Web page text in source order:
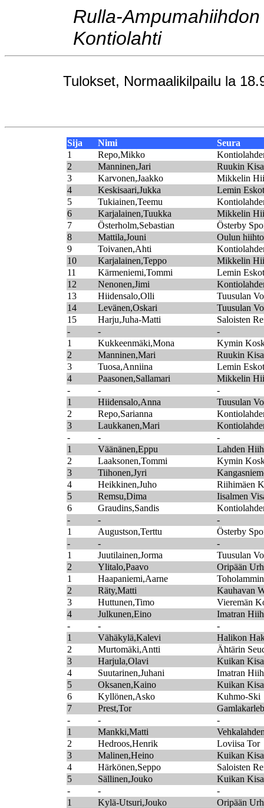
Rulla-
Kontiolahti
Tulokset, Normaalikilpailu la
Sija Nimi
Seura
1
Repo,Mikko
2
Manninen,Jari
Ruukin Kisa
3
Karvonen,Jaakko
Mikkelin
4
Keskisaari,Jukka
Lemin Eskot
5
Tukiainen,Teemu
6
Karjalainen,Tuukka
Mikkelin
7
Österholm,Sebastian
Österby
8
Mattila,Jouni
Oulun
9
Toivanen,Ahti
10
Karjalainen,Teppo
Mikkelin
11
Kärmeniemi,Tommi
Lemin Eskot
12
Nenonen,Jimi
13
Hiidensalo,Olli
Tuusulan
14
Levänen,Oskari
Tuusulan
15
Harju,Juha-Matti
Saloisten
-
-
-
1
Kukkeenmäki,Mona
Kymin
2
Manninen,Mari
Ruukin Kisa
3
Tuosa,Anniina
Lemin Eskot
4
Paasonen,Sallamari
Mikkelin
-
-
-
1
Hiidensalo,Anna
Tuusulan
2
Repo,Sarianna
3
Laukkanen,Mari
-
-
-
1
Väänänen,Eppu
Lahden
2
Laaksonen,Tommi
Kymin
3
Tiihonen,Jyri
4
Heikkinen,Juho
Riihimäen
5
Remsu,Dima
Iisalmen
6
Graudins,Sandis
-
-
-
1
Augustson,Terttu
Österby
-
-
-
1
Juutilainen,Jorma
Tuusulan
2
Ylitalo,Paavo
Oripään
1
Haapaniemi,Aarne
2
Räty,Matti
Kauhavan
3
Huttunen,Timo
Vieremän
4
Julkunen,Eino
Imatran
-
-
-
1
Vähäkylä,Kalevi
Halikon
2
Murtomäki,Antti
Ähtärin
3
Harjula,Olavi
Kuikan
4
Suutarinen,Juhani
Imatran
5
Oksanen,Kaino
Kuikan
6
Kyllönen,Asko
Kuhmo-Ski
7
Prest,Tor
-
-
-
1
Mankki,Matti
2
Hedroos,Henrik
Loviisa Tor
3
Malinen,Heino
Kuikan
4
Härkönen,Seppo
Saloisten
5
Sällinen,Jouko
Kuikan
-
-
-
1
Kylä-Utsuri,Jouko
Oripään